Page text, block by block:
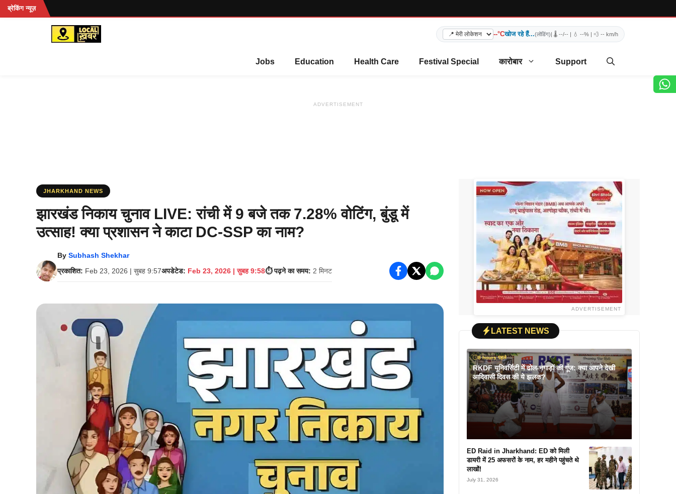
Skip
to
ब्रेकिंग न्यूज़
--°Cखोज रहे हैं...(लोडिंग)| 🌡️ --/-- | 💧 --% | 💨 -- km/h
Jobs Education Health Care Festival Special कारोबार Support
ADVERTISEMENT
JHARKHAND NEWS
झारखंड निकाय चुनाव LIVE: रांची में 9 बजे तक 7.28% वोटिंग, बुंडू में
उत्साह! क्या प्रशासन ने काटा DC-SSP का नाम?
By Subhash Shekhar
प्रकाशित: Feb 23, 2026 | सुबह 9:57अपडेटेड: Feb 23, 2026 | सुबह 9:58⏱️ पढ़ने का समय: 2 मिनट
ADVERTISEMENT
LATEST NEWS
8 hours पहले
RKDF यूनिवर्सिटी में ढोल-नगाड़ों की गूंज: क्या आपने देखी
आदिवासी दिवस की ये झलक?
ED Raid in Jharkhand: ED को मिली
डायरी में 25 अफसरों के नाम, हर महीने पहुंचते थे
लाखों!
July 31, 2026